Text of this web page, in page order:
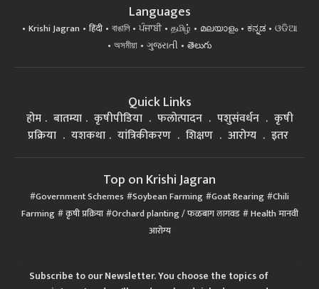
Languages
Krishi Jagran हिंदी বাঙালি ਪੰਜਾਬੀ தமிழ் മലയാളം ಕನ್ನಡ
ଓଡିଆ
অসমীয়া
ગુજરાતી తెలుగు
Quick Links
होम बातम्या कृषीपीडिया फलोत्पादन पशुसंवर्धन
कृषी
प्रक्रिया
यशकथा यांत्रिकीकरण शिक्षण आरोग्य इतर
Top on Krishi Jagran
Government Schemes Soybean Farming Goat Rearing Chili
Farming कृषी प्रक्रिया Orchard planting / फळबाग लागवड Health मानवी
आरोग्य
Subscribe to our Newsletter. You choose the topics of